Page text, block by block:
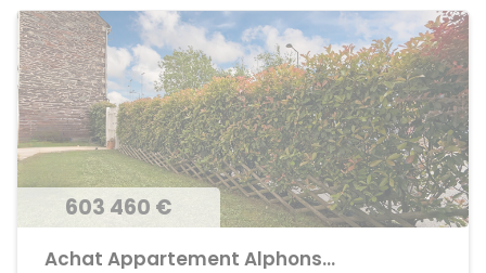
603 460 €
Achat Appartement Alphonse Guerin